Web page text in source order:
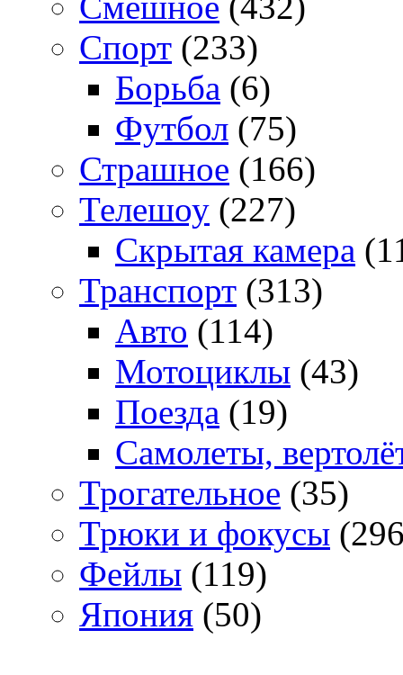
Спорт (233)
Борьба (6)
Футбол (75)
Страшное (166)
Телешоу (227)
Скрытая камера
Транспорт (313)
Авто (114)
Мотоциклы (43)
Поезда (19)
Самолеты,
Трогательное (35)
Трюки и фокусы
Фейлы (119)
Япония (50)